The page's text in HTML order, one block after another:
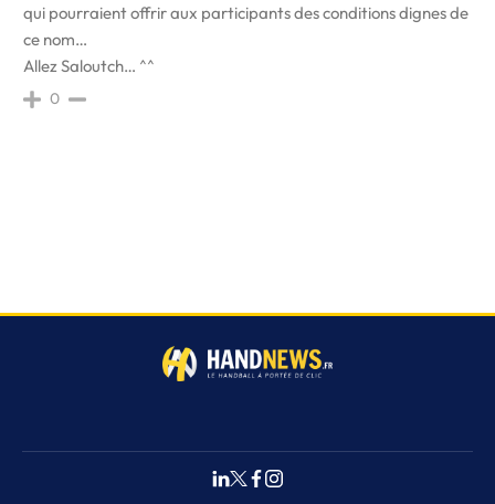
qui pourraient offrir aux participants des conditions dignes de
ce nom…
Allez Saloutch… ^^
0